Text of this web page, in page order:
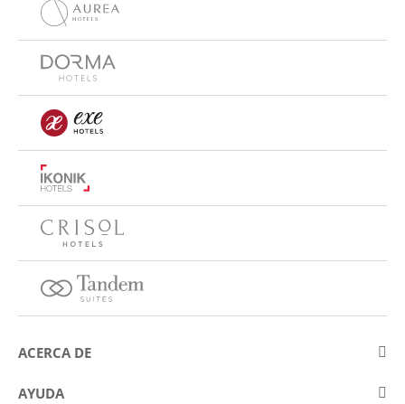
ACERCA DE
Sobre Eurostars Hotel Company
AYUDA